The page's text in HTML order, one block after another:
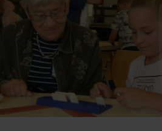
Revalideren met Sensire
Wonen en zorg met Sensire
Meer over Sensire